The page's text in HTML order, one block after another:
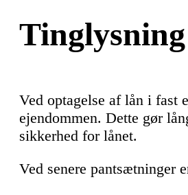
Ved optagelse af lån i fast
ejendommen. Dette gør
sikkerhed for lånet.
Ved senere pantsætninger